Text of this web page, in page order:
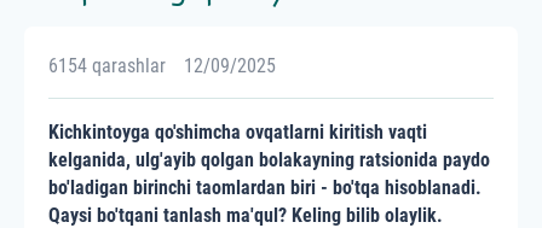
6154 qarashlar 12/09/2025
Kichkintoyga qo'shimcha ovqatlarni kiritish vaqti
kelganida, ulg'ayib qolgan bolakayning ratsionida paydo
bo'ladigan birinchi taomlardan biri - bo'tqa hisoblanadi.
Qaysi bo'tqani tanlash ma'qul? Keling bilib olaylik.